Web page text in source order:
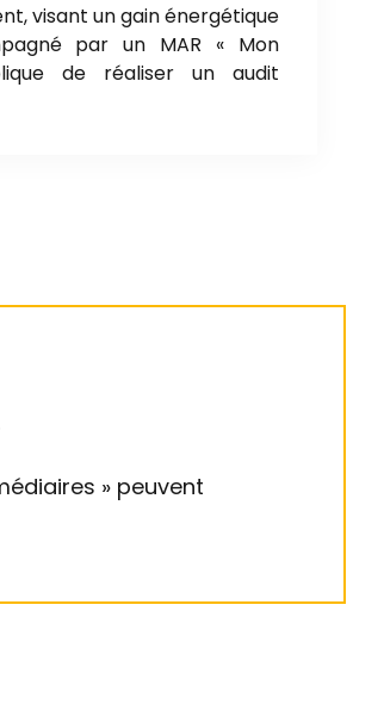
visant un gain énergétique
par un MAR « Mon
de réaliser un audit
» peuvent